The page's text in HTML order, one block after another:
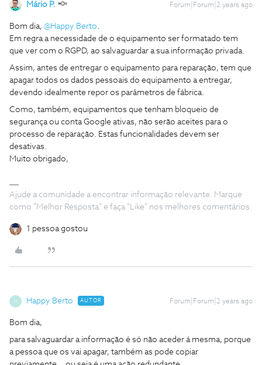
Mário P. Forum|Forum|2 years ago
Bom dia, @Happy Berto.
Em regra a necessidade de o equipamento ser formatado tem
que ver com o RGPD, ao salvaguardar a sua informação privada.
Assim, antes de entregar o equipamento para reparação, tem que
apagar todos os dados pessoais do equipamento a entregar,
devendo idealmente repor os parâmetros de fábrica.
Como, também, equipamentos que tenham bloqueio de
segurança ou conta Google ativas, não serão aceites para o
processo de reparação. Estas funcionalidades devem ser
desativas.
Muito obrigado,
Ajude a comunidade a encontrar informação relevante. Marque
como "Melhor Resposta" e faça "Like" nos melhores comentários.
1 pessoa gostou
Happy Berto AUTOR Forum|Forum|2 years ago
Bom dia,
para salvaguardar a informação é só não aceder á mesma, porque
a pessoa que os vai apagar, também as pode copiar